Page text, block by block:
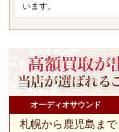
います。
オーディオサウンド
札幌から鹿児島まで